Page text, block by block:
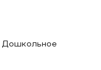
Дошкольное